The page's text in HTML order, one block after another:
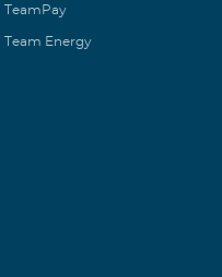
TeamPay
Team Energy